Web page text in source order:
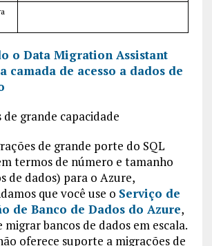
o Data Migration Assistant
camada de acesso a dados de
de grande capacidade
de grande porte do SQL
termos de número e tamanho
de dados) para o Azure,
que você use o Serviço de
de Banco de Dados do Azure,
migrar bancos de dados em escala.
oferece suporte a migrações de